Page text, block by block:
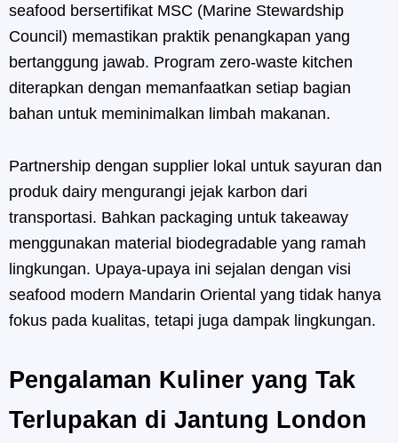
seafood bersertifikat MSC (Marine Stewardship
Council) memastikan praktik penangkapan yang
bertanggung jawab. Program zero-waste kitchen
diterapkan dengan memanfaatkan setiap bagian
bahan untuk meminimalkan limbah makanan.
Partnership dengan supplier lokal untuk sayuran dan
produk dairy mengurangi jejak karbon dari
transportasi. Bahkan packaging untuk takeaway
menggunakan material biodegradable yang ramah
lingkungan. Upaya-upaya ini sejalan dengan visi
seafood modern Mandarin Oriental yang tidak hanya
fokus pada kualitas, tetapi juga dampak lingkungan.
Pengalaman Kuliner yang Tak
Terlupakan di Jantung London